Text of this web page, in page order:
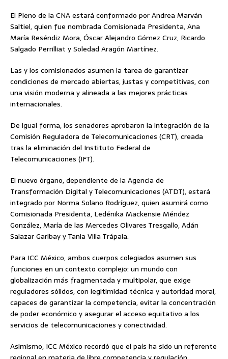
El Pleno de la CNA estará conformado por Andrea Marván
Saltiel, quien fue nombrada Comisionada Presidenta, Ana
María Reséndiz Mora, Óscar Alejandro Gómez Cruz, Ricardo
Salgado Perrilliat y Soledad Aragón Martínez.
Las y los comisionados asumen la tarea de garantizar
condiciones de mercado abiertas, justas y competitivas, con
una visión moderna y alineada a las mejores prácticas
internacionales.
De igual forma, los senadores aprobaron la integración de la
Comisión Reguladora de Telecomunicaciones (CRT), creada
tras la eliminación del Instituto Federal de
Telecomunicaciones (IFT).
El nuevo órgano, dependiente de la Agencia de
Transformación Digital y Telecomunicaciones (ATDT), estará
integrado por Norma Solano Rodríguez, quien asumirá como
Comisionada Presidenta, Ledénika Mackensie Méndez
González, María de las Mercedes Olivares Tresgallo, Adán
Salazar Garibay y Tania Villa Trápala.
Para ICC México, ambos cuerpos colegiados asumen sus
funciones en un contexto complejo: un mundo con
globalización más fragmentada y multipolar, que exige
reguladores sólidos, con legitimidad técnica y autoridad moral,
capaces de garantizar la competencia, evitar la concentración
de poder económico y asegurar el acceso equitativo a los
servicios de telecomunicaciones y conectividad.
Asimismo, ICC México recordó que el país ha sido un referente